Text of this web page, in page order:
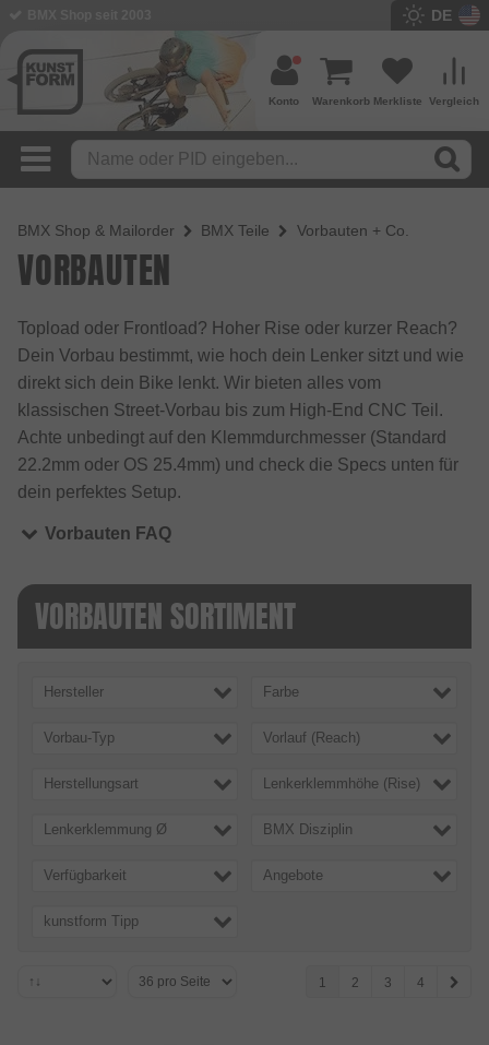
DE
Vergleich
Merkliste
Warenkorb
Konto
BMX Shop & Mailorder BMX Teile Vorbauten + Co.
VORBAUTEN
Topload oder Frontload? Hoher Rise oder kurzer Reach?
Dein Vorbau bestimmt, wie hoch dein Lenker sitzt und wie
direkt sich dein Bike lenkt. Wir bieten alles vom
klassischen Street-Vorbau bis zum High-End CNC Teil.
Achte unbedingt auf den Klemmdurchmesser (Standard
22.2mm oder OS 25.4mm) und check die Specs unten für
dein perfektes Setup.
Vorbauten FAQ
VORBAUTEN SORTIMENT
Hersteller Farbe
Vorbau-Typ Vorlauf (Reach)
Herstellungsart Lenkerklemmhöhe (Rise)
Lenkerklemmung Ø BMX Disziplin
Verfügbarkeit Angebote
kunstform Tipp
1 2 3 4